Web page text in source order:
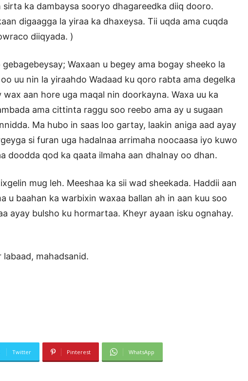
ka dambaysa sooryo dhagareedka diiq dooro.
digaagga la yiraa ka dhaxeysa. Tii uqda ama cuqda
diiqyada. )
Waxaan u begey ama bogay sheeko la
uu nin la yiraahdo Wadaad ku qoro rabta ama degelka
wax aan hore uga maqal nin doorkayna. Waxa uu ka
ama cittinta raggu soo reebo ama ay u sugaan
Ma hubo in saas loo gartay, laakin aniga aad ayay
si furan uga hadalnaa arrimaha noocaasa iyo kuwo
doodda qod ka qaata ilmaha aan dhalnay oo dhan.
mug leh. Meeshaa ka sii wad sheekada. Haddii aan
u baahan ka warbixin waxaa ballan ah in aan kuu soo
ayay bulsho ku hormartaa. Kheyr ayaan isku ognahay.
labaad, mahadsanid.
Twitter Pinterest WhatsApp